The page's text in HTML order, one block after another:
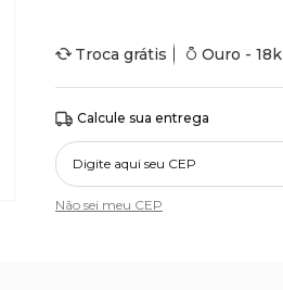
Troca grátis Ouro - 18k
Calcule sua entrega
Não sei meu CEP